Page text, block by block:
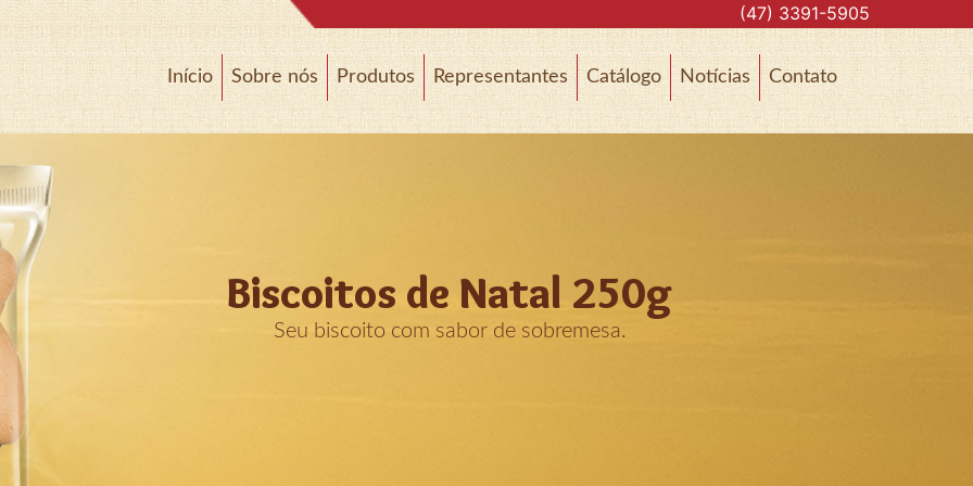
(47) 3391-5905
Início Sobre nós Produtos Representantes Catálogo Notícias Contato
Biscoitos de Natal 250g
Seu biscoito com sabor de sobremesa.